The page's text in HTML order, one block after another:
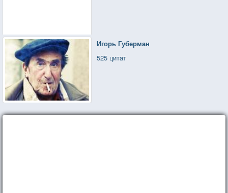
Игорь Губерман
525 цитат